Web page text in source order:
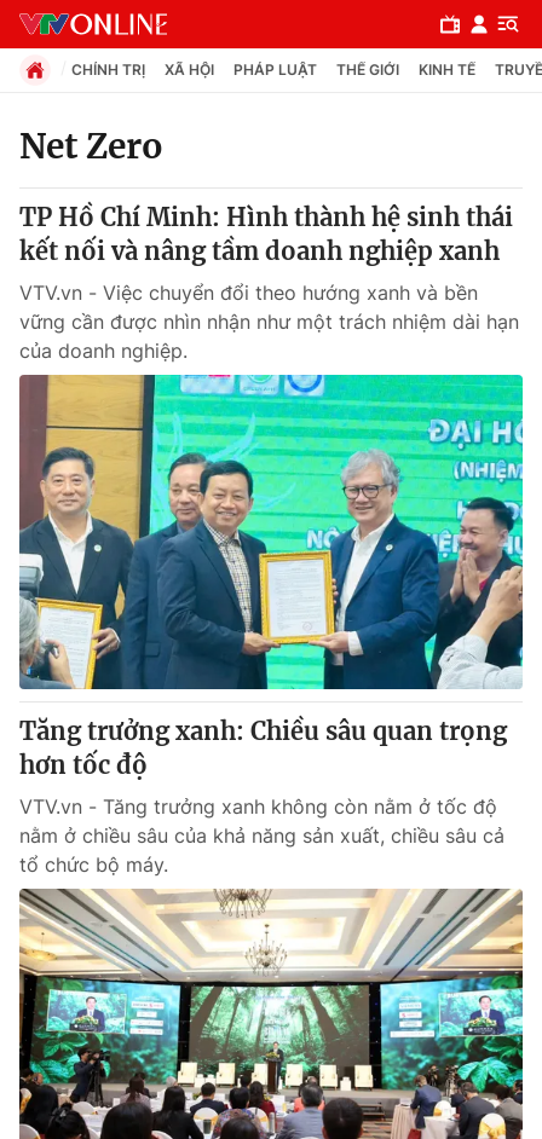
Chuyên mục
Chính trị
Xã hội
Pháp luật
Y tế
Thế giới
Tin tức
Thế giới đó đây
Câu chuyện quốc tế
Kinh tế
Tài chính
Thị trường
Góc doanh nghiệp
Dữ liệu và đời sống
Truyền hình
Hậu trường
Nhân vật
Khán giả
Giải sao mai
Giải trí
Điện ảnh
Âm nhạc
Sao
Đời sống
Du lịch
Làm đẹp
Chất lượng cuộc sống
Giáo dục
Tuyển sinh
Học trực tuyến
Công nghệ
Hitech Công nghệ tương lai
Sản phẩm
Giao lưu trực tuyến
CHÍNH TRỊ XÃ HỘI PHÁP LUẬT THẾ GIỚI KINH TẾ
Net Zero
TP Hồ Chí Minh: Hình thành hệ sinh thái
kết nối và nâng tầm doanh nghiệp xanh
VTV.vn - Việc chuyển đổi theo hướng xanh và bền
vững cần được nhìn nhận như một trách nhiệm dài hạn
của doanh nghiệp.
Tăng trưởng xanh: Chiều sâu quan trọng
hơn tốc độ
VTV.vn - Tăng trưởng xanh không còn nằm ở tốc độ
nằm ở chiều sâu của khả năng sản xuất, chiều sâu cả
tổ chức bộ máy.